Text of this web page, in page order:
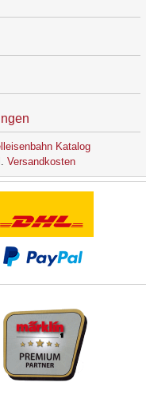
Katalog
Versandkosten